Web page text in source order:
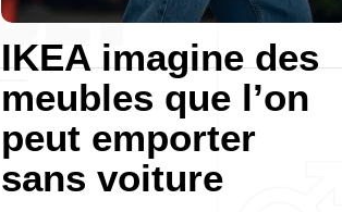
IKEA imagine des
meubles que l’on
peut emporter
sans voiture